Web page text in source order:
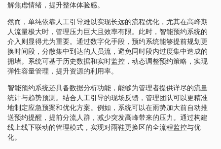
解焦虑情绪，提升整体体验感。
然而，单纯依靠人工引导难以实现长远的流程优化，尤其在高峰期
人流量极大时，管理压力巨大且效率有限。此时，智能预约系统的
介入则显得尤为重要。通过数字化手段，预约系统能够提前规划更
换时间段，分散集中到达的人员流，避免同时段内过度集中造成的
拥堵。系统可基于历史数据和实时监控，动态调整预约策略，实现
弹性容量管理，提升资源的利用率。
智能预约系统还具备数据分析功能，能够为管理者提供详尽的流量
统计与趋势预测。结合人工引导的现场反馈，管理团队可以更精准
地制定应急预案和优化方案。例如，系统可以在雨势加大前自动推
送预约提醒，提前分流人群，减少突发高峰带来的压力。通过构建
线上线下联动的管理模式，实现对雨鞋更换区的全流程监控与优
化。